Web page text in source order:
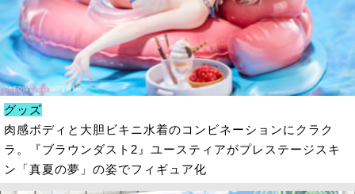
グッズ
肉感ボディと大胆ビキニ水着のコンビネーションにクラク
ラ。『ブラウンダスト2』ユースティアがプレステージスキ
ン「真夏の夢」の姿でフィギュア化